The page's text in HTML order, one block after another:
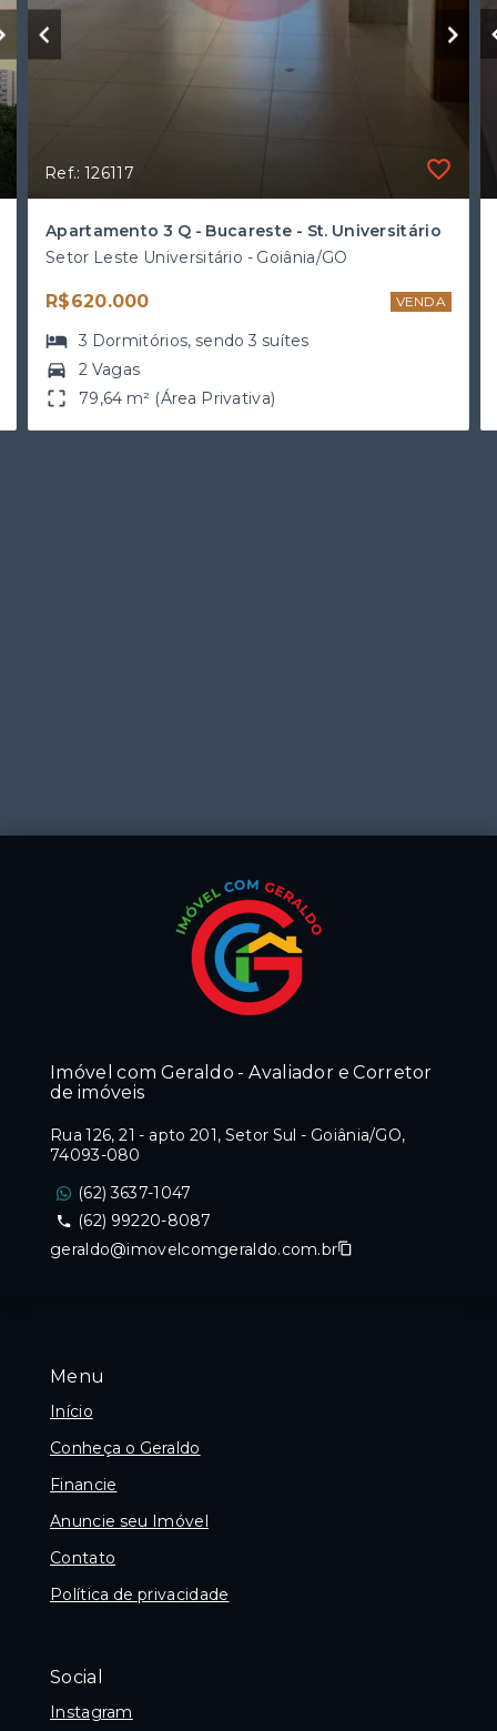
Ref.: 126117
Apartamento 3 Q - Bucareste - St. Universitário
Setor Leste Universitário - Goiânia/GO
R$620.000 VENDA
3 Dormitórios, sendo3 suítes
2 Vagas
79,64 m² (Área Privativa)
Menu
Início
Conheça o Geraldo
Financie
Anuncie seu Imóvel
Contato
Política de privacidade
Social
Instagram
Imóvel com Geraldo - Avaliador e Corretor
de imóveis
Rua 126, 21 - apto 201, Setor Sul - Goiânia/GO,
74093-080
(62) 3637-1047
(62) 99220-8087
geraldo@imovelcomgeraldo.com.br